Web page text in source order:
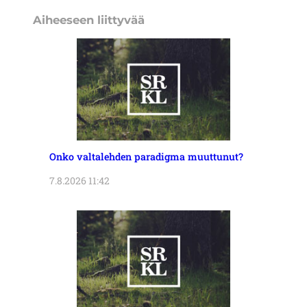
Aiheeseen liittyvää
Onko valtalehden paradigma muuttunut?
7.8.2026 11:42